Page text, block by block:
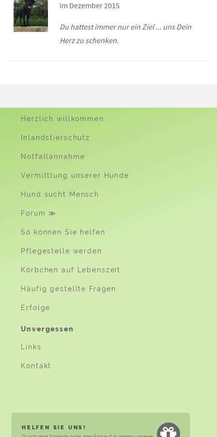
im Dezember 2015
Du hattest immer nur ein Ziel ... uns Dein
Herz zu schenken.
Herzlich willkommen
Inlandstierschutz
Notfallannahme
Vermittlung unserer Hunde
Hund sucht Mensch
Forum ≫
So können Sie helfen
Pflegestelle werden
Körbchen auf Lebenszeit
Häufig gestellte Fragen
Erfolge
Unvergessen
Links
Kontakt
HELFEN SIE UNS!